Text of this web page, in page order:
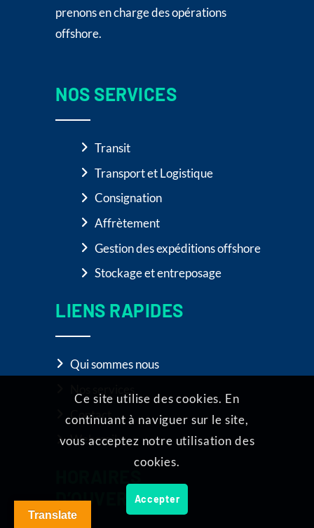
prenons en charge des opérations
offshore.
NOS SERVICES
Transit
Transport et Logistique
Consignation
Affrètement
Gestion des expéditions offshore
Stockage et entreposage
LIENS RAPIDES
Qui sommes nous
Contact
Webmail
D’OUVERTURE
Ce site utilise des cookies. En
continuant à naviguer sur le site,
vous acceptez notre utilisation des
cookies.
Accepter
Translate